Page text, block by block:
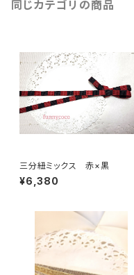
同じカテゴリの商品
三分紐ミックス 赤×黒
¥6,380